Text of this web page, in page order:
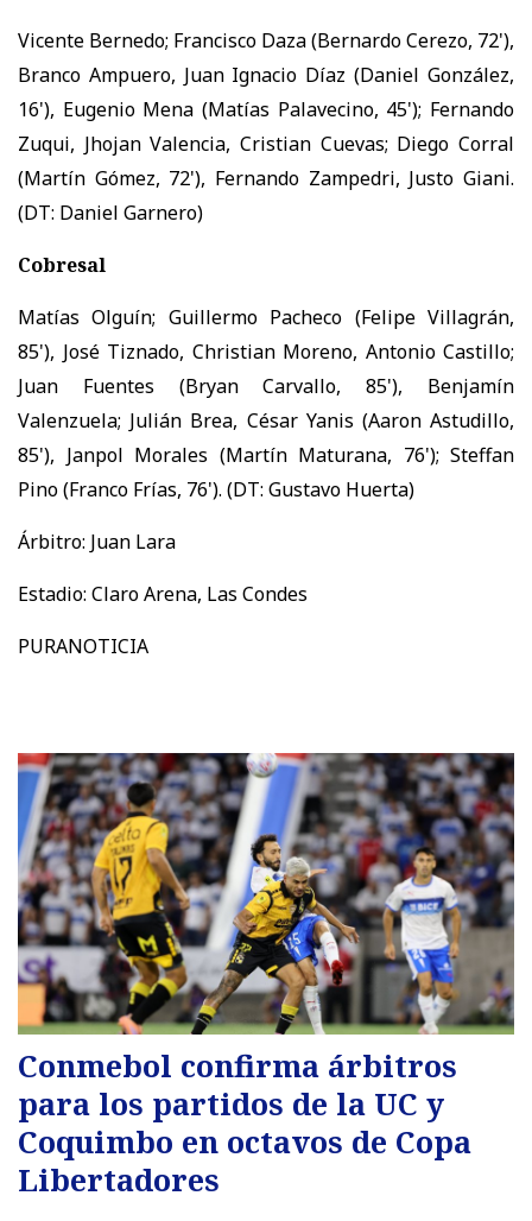
Vicente Bernedo; Francisco Daza (Bernardo Cerezo, 72'),
Branco Ampuero, Juan Ignacio Díaz (Daniel González,
16'), Eugenio Mena (Matías Palavecino, 45'); Fernando
Zuqui, Jhojan Valencia, Cristian Cuevas; Diego Corral
(Martín Gómez, 72'), Fernando Zampedri, Justo Giani.
(DT: Daniel Garnero)
Cobresal
Matías Olguín; Guillermo Pacheco (Felipe Villagrán,
85'), José Tiznado, Christian Moreno, Antonio Castillo;
Juan Fuentes (Bryan Carvallo, 85'), Benjamín
Valenzuela; Julián Brea, César Yanis (Aaron Astudillo,
85'), Janpol Morales (Martín Maturana, 76'); Steffan
Pino (Franco Frías, 76'). (DT: Gustavo Huerta)
Árbitro: Juan Lara
Estadio: Claro Arena, Las Condes
PURANOTICIA
Conmebol confirma árbitros
para los partidos de la UC y
Coquimbo en octavos de Copa
Libertadores